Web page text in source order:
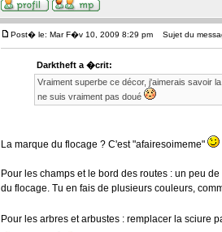
Post� le: Mar F�v 10, 2009 8:29 pm Sujet du
Darktheft a �crit:
Vraiment superbe ce décor, j'aimerais savoir
ne suis vraiment pas doué
La marque du flocage ? C'est "afairesoimeme"
Pour les champs et le bord des routes : un peu
du flocage. Tu en fais de plusieurs couleurs,
Pour les arbres et arbustes : remplacer la sciure